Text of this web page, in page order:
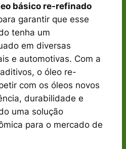
básico re-refinado
garantir que esse
tenha um
em diversas
e automotivas. Com a
o óleo re-
com os óleos novos
durabilidade e
uma solução
para o mercado de